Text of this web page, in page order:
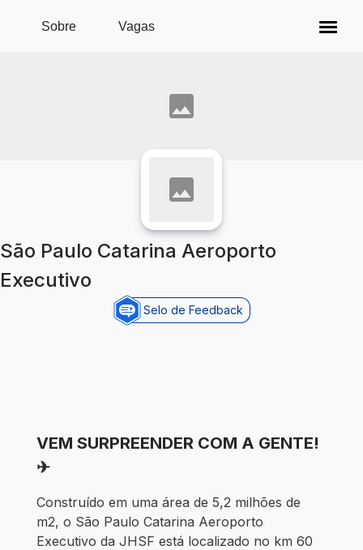
Pular para o conteúdo principal
Sobre Vagas
São Paulo Catarina Aeroporto
Executivo
Selo de Feedback
VEM SURPREENDER COM A GENTE!
✈
Construído em uma área de 5,2 milhões de
m2, o São Paulo Catarina Aeroporto
Executivo da JHSF está localizado no km 60